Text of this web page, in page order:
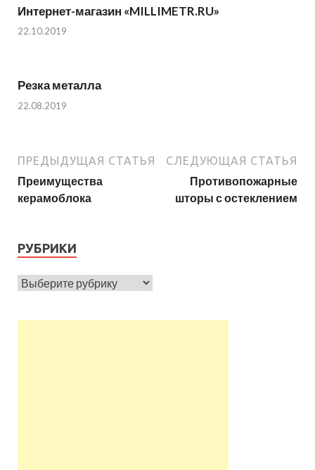
Интернет-магазин «MILLIMETR.RU»
22.10.2019
Резка металла
22.08.2019
ПРЕДЫДУЩАЯ СТАТЬЯ
Преимущества
керамоблока
СЛЕДУЮЩАЯ СТАТЬЯ
Противопожарные
шторы с остеклением
РУБРИКИ